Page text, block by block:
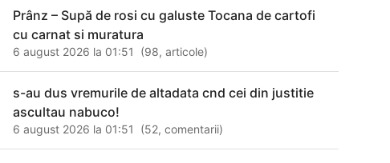
Prânz – Supă de rosi cu galuste Tocana de cartofi
cu carnat si muratura
6 august 2026 la 01:51 (98,articole)
s-au dus vremurile de altadata cnd cei din justitie
ascultau nabuco!
6 august 2026 la 01:51 (52,comentarii)